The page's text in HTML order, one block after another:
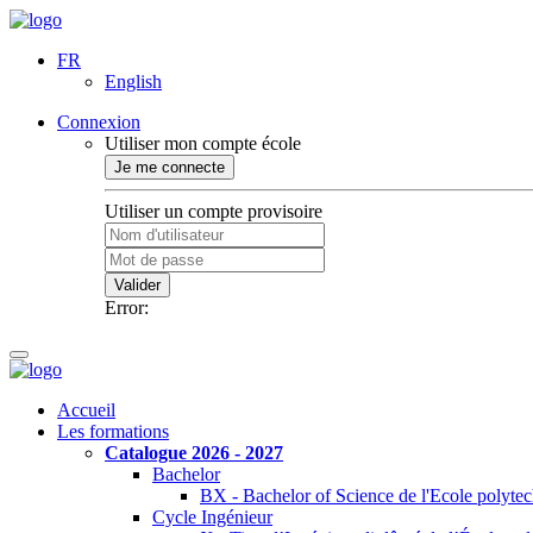
FR
English
Connexion
Utiliser mon compte école
Je me connecte
Utiliser un compte provisoire
Valider
Error:
Accueil
Les formations
Catalogue 2026 - 2027
Bachelor
BX - Bachelor of Science de l'Ecole
Cycle Ingénieur